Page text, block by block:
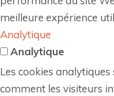
meilleure expérience
Analytique
Analytique
Les cookies
comment les visiteurs